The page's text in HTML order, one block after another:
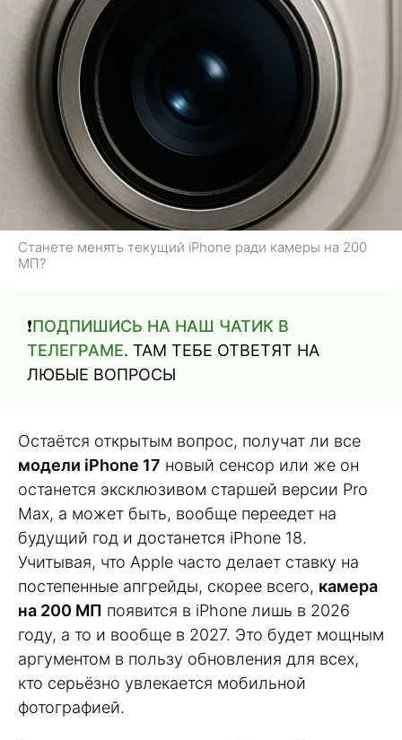
Станете менять текущий iPhone ради камеры на 200
МП?
❗️ПОДПИШИСЬ НА НАШ ЧАТИК В
ТЕЛЕГРАМЕ. ТАМ ТЕБЕ ОТВЕТЯТ НА
ЛЮБЫЕ ВОПРОСЫ
Остаётся открытым вопрос, получат ли все
модели iPhone 17 новый сенсор или же он
останется эксклюзивом старшей версии Pro
Max, а может быть, вообще переедет на
будущий год и достанется iPhone 18.
Учитывая, что Apple часто делает ставку на
постепенные апгрейды, скорее всего, камера
на 200 МП появится в iPhone лишь в 2026
году, а то и вообще в 2027. Это будет мощным
аргументом в пользу обновления для всех,
кто серьёзно увлекается мобильной
фотографией.